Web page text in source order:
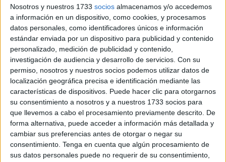
Nosotros y nuestros 1733 socios almacenamos y/o accedemos
a información en un dispositivo, como cookies, y procesamos
datos personales, como identificadores únicos e información
estándar enviada por un dispositivo para publicidad y contenido
personalizado, medición de publicidad y contenido,
investigación de audiencia y desarrollo de servicios. Con su
permiso, nosotros y nuestros socios podemos utilizar datos de
localización geográfica precisa e identificación mediante las
características de dispositivos. Puede hacer clic para otorgarnos
su consentimiento a nosotros y a nuestros 1733 socios para
que llevemos a cabo el procesamiento previamente descrito. De
forma alternativa, puede acceder a información más detallada y
cambiar sus preferencias antes de otorgar o negar su
consentimiento. Tenga en cuenta que algún procesamiento de
sus datos personales puede no requerir de su consentimiento,
ElCeutaafronta la quinta jornada de la temporada, con la
intención de sumar su tercera victoria de la temporada. El
equipo quiere recuperar la senda del triunfo, después del
empate cosechado la semana pasada en casa ante el
Atlético Sanluqueño.
Los ceutíes juegan este sábado en laCiudad Deportiva
del Betisun partido especial. Varios de los jugadores de
la plantilla caballa pasaron por el banquillo bético y como
no la figura de José Juan Romero también estuvo ligado a
este club.
El enfrentamiento se presenta comouna oportunidad